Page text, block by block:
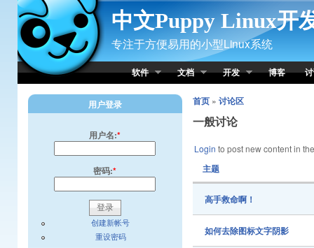
Skip to Content
中文Puppy Linux开
专注于方便易用的小型Linux系统
软件 文档 开发 博客
首页» 讨论区
一般讨论
Login to post new content in
主题
高手救命啊！
如何去除图标文字阴影
用户登录
用户名:*
密码:*
创建新帐号
重设密码